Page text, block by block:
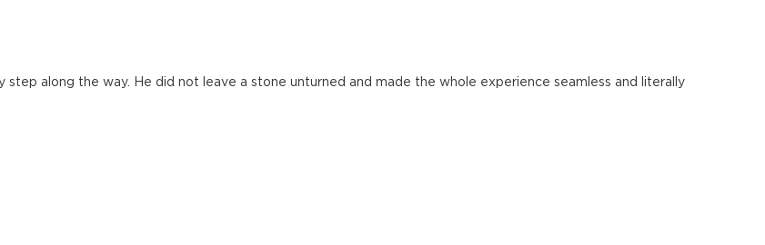
along the way. He did not leave a stone unturned and made the whole experience seamless and literally